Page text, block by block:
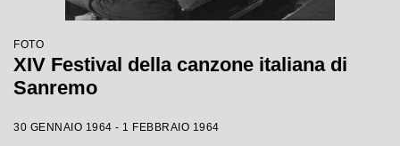
FOTO
XIV Festival della canzone italiana di
Sanremo
30 GENNAIO 1964 - 1 FEBBRAIO 1964